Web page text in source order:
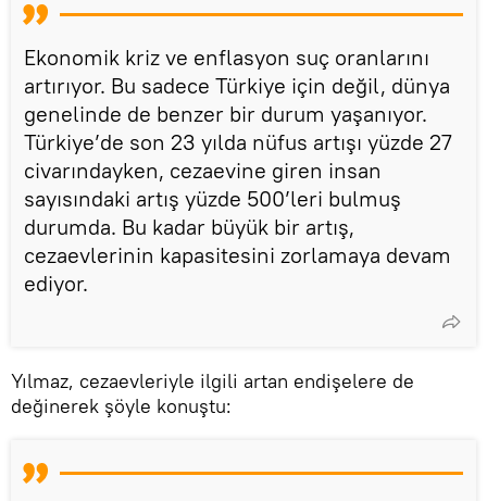
Ekonomik kriz ve enflasyon suç oranlarını
artırıyor. Bu sadece Türkiye için değil, dünya
genelinde de benzer bir durum yaşanıyor.
Türkiye’de son 23 yılda nüfus artışı yüzde 27
civarındayken, cezaevine giren insan
sayısındaki artış yüzde 500’leri bulmuş
durumda. Bu kadar büyük bir artış,
cezaevlerinin kapasitesini zorlamaya devam
ediyor.
Yılmaz, cezaevleriyle ilgili artan endişelere de
değinerek şöyle konuştu: